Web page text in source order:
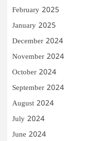
February 2025
January 2025
December 2024
November 2024
October 2024
September 2024
August 2024
July 2024
June 2024